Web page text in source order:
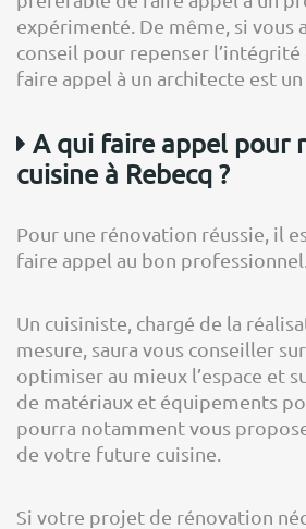
expérimenté. De même, si vous
conseil pour repenser l’intégrité
faire appel à un architecte est
A qui faire appel pour
cuisine à Rebecq ?
Pour une rénovation réussie, il
faire appel au bon professionnel.
Un cuisiniste, chargé de la
mesure, saura vous conseiller
optimiser au mieux l’espace et
de matériaux et équipements
pourra notamment vous
de votre future cuisine.
Si votre projet de rénovation